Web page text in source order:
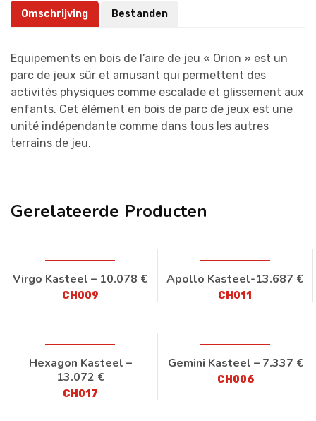
Omschrijving Bestanden
Equipements en bois de l’aire de jeu « Orion » est un
parc de jeux sûr et amusant qui permettent des
activités physiques comme escalade et glissement aux
enfants. Cet élément en bois de parc de jeux est une
unité indépendante comme dans tous les autres
terrains de jeu.
Gerelateerde Producten
Virgo Kasteel – 10.078 €
CH009
Apollo Kasteel-13.687 €
CH011
Hexagon Kasteel –
13.072 €
CH017
Gemini Kasteel – 7.337 €
CH006